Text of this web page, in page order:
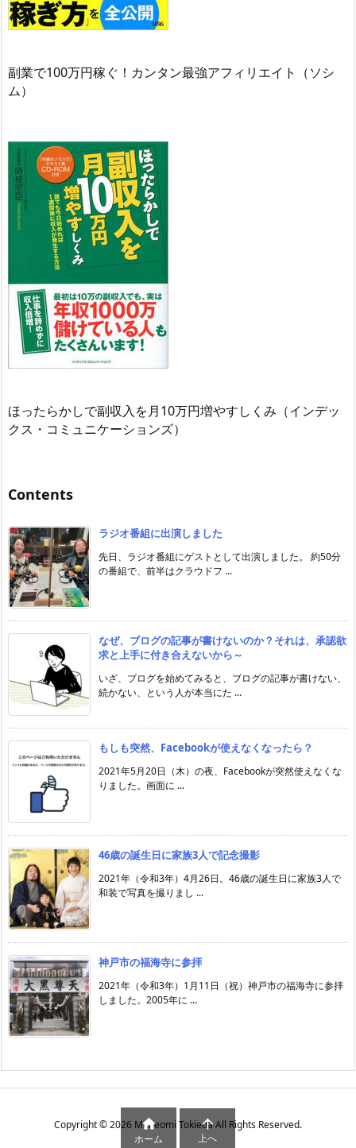
副業で100万円稼ぐ！カンタン最強アフィリエイト（ソシ
ム）
ほったらかしで副収入を月10万円増やすしくみ（インデッ
クス・コミュニケーションズ）
Contents
ラジオ番組に出演しました
先日、ラジオ番組にゲストとして出演しました。 約50分
の番組で、前半はクラウドフ ...
なぜ、ブログの記事が書けないのか？それは、承認欲
求と上手に付き合えないから～
いざ、ブログを始めてみると、ブログの記事が書けない、
続かない、という人が本当にた ...
もしも突然、Facebookが使えなくなったら？
2021年5月20日（木）の夜、Facebookが突然使えなくな
りました。画面に ...
46歳の誕生日に家族3人で記念撮影
2021年（令和3年）4月26日。46歳の誕生日に家族3人で
和装で写真を撮りまし ...
神戸市の福海寺に参拝
2021年（令和3年）1月11日（祝）神戸市の福海寺に参拝
しました。2005年に ...
Copyright ©2026 Muneomi TokiedaAll Rights Reserved.

ホーム

上へ